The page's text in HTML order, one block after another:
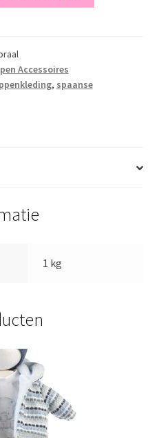
Accessoires
, spaanse
1 kg